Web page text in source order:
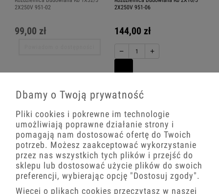
2X250V 951-02
99,00 zł
2X250V 951-06
144,00 zł
− +
Rozdzielnica Budowlana Rb 2X16/5
951-04
Rozdzielnica Budowlana Rb 2X250V
950-03
Dbamy o Twoją prywatność
Pliki cookies i pokrewne im technologie
umożliwiają poprawne działanie strony i
pomagają nam dostosować ofertę do Twoich
potrzeb. Możesz zaakceptować wykorzystanie
przez nas wszystkich tych plików i przejść do
sklepu lub dostosować użycie plików do swoich
preferencji, wybierając opcję "Dostosuj zgody".
Więcej o plikach cookies przeczytasz w naszej